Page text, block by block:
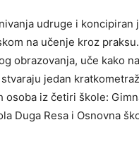
udruge i koncipiran
na učenje kroz
obrazovanja, uče kako
jedan
iz četiri škole:
Duga Resa i Osnovna